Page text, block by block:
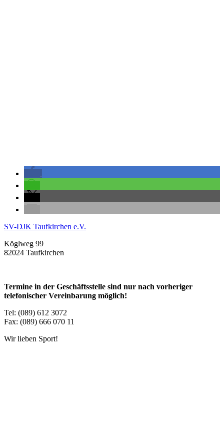
SV-DJK Taufkirchen e.V.
Köglweg 99
82024 Taufkirchen
Termine in der Geschäftsstelle sind nur nach vorheriger
telefonischer Vereinbarung möglich!
Tel: (089) 612 3072
Fax: (089) 666 070 11
Wir lieben Sport!